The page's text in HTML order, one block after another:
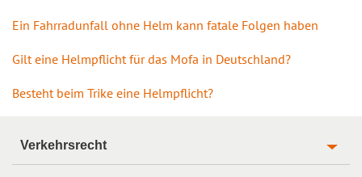
Ein Fahrradunfall ohne Helm kann fatale Folgen haben
Gilt eine Helmpflicht für das Mofa in Deutschland?
Besteht beim Trike eine Helmpflicht?
Verkehrsrecht